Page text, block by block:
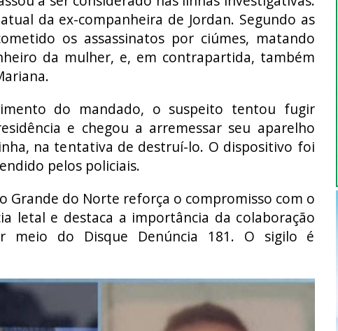
da ex-companheira de Jordan. Segundo as
os assassinatos por ciúmes, matando
da mulher, e, em contrapartida, também
do mandado, o suspeito tentou fugir
e chegou a arremessar seu aparelho
na tentativa de destruí-lo. O dispositivo foi
pelos policiais.
Grande do Norte reforça o compromisso com o
letal e destaca a importância da colaboração
meio do Disque Denúncia 181. O sigilo é